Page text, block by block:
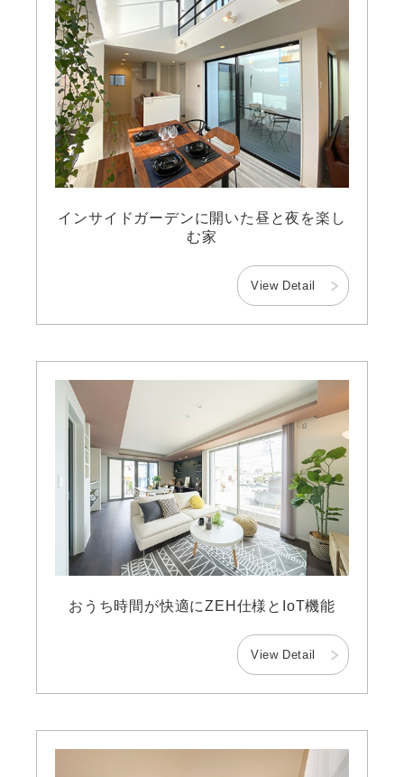
インサイドガーデンに開いた昼と夜を楽し
む家
View Detail
おうち時間が快適にZEH仕様とIoT機能
View Detail